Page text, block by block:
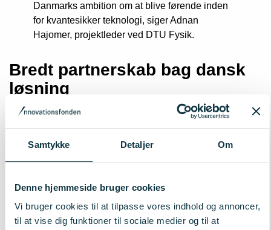
Samtykke Detaljer Om
Denne hjemmeside bruger cookies
Vi bruger cookies til at tilpasse vores indhold og annoncer,
til at vise dig funktioner til sociale medier og til at
Danmarks ambition om at blive førende inden
for kvantesikker teknologi, siger Adnan
Hajomer, projektleder ved DTU Fysik.
Bredt partnerskab bag dansk
løsning
AccessQKD samler seks stærke partnere: DTU og Aarhus
Universitet, spinout-virksomhederne Celare Quantum
Communications og Partisia, leverandøren af storskala-
de en kvantesikker teknologi, der integreres i eksisterende
telekommunikationsnet – med målet om en robust,
skalerbar og markedsparat kommunikationsløsning, der